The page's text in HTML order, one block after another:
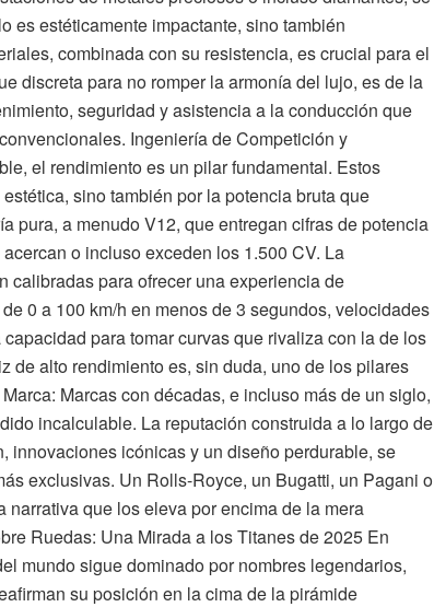
es estéticamente impactante, sino también
combinada con su resistencia, es crucial para el
discreta para no romper la armonía del lujo, es de la
seguridad y asistencia a la conducción que
Ingeniería de Competición y
el rendimiento es un pilar fundamental. Estos
sino también por la potencia bruta que
pura, a menudo V12, que entregan cifras de potencia
o incluso exceden los 1.500 CV. La
calibradas para ofrecer una experiencia de
0 a 100 km/h en menos de 3 segundos, velocidades
para tomar curvas que rivaliza con la de los
de alto rendimiento es, sin duda, uno de los pilares
Marcas con décadas, e incluso más de un siglo,
incalculable. La reputación construida a lo largo de
innovaciones icónicas y un diseño perdurable, se
exclusivas. Un Rolls-Royce, un Bugatti, un Pagani o
que los eleva por encima de la mera
Ruedas: Una Mirada a los Titanes de 2025 En
mundo sigue dominado por nombres legendarios,
su posición en la cima de la pirámide